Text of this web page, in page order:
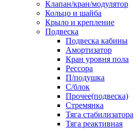
Клапан/кран/модулятор
Кольцо и шайба
Крыло и крепление
Подвеска
Подвеска кабины
Амортизатор
Кран уровня пола
Рессора
П/подушка
С/блок
Прочее(подвеска)
Стремянка
Тяга стабилизатора
Тяга реактивная